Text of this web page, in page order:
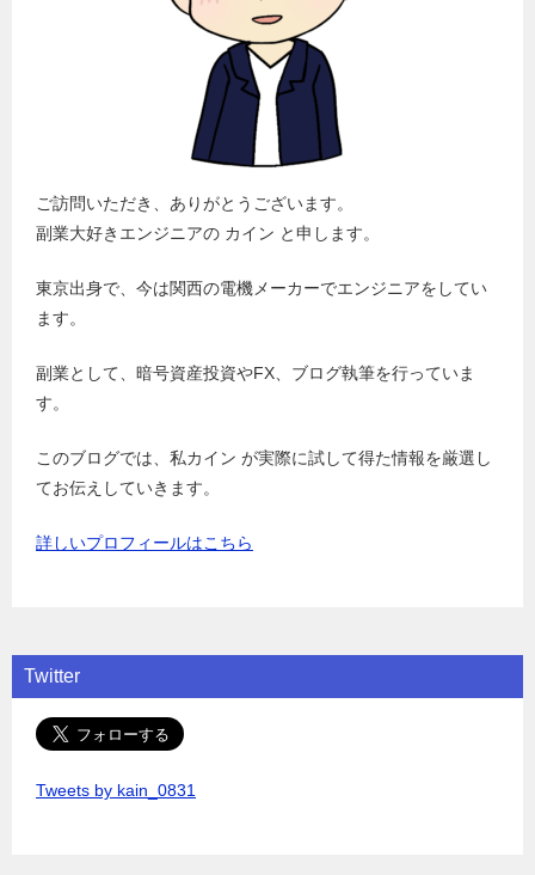
ご訪問いただき、ありがとうございます。
副業大好きエンジニアの カイン と申します。
東京出身で、今は関西の電機メーカーでエンジニアをしてい
ます。
副業として、暗号資産投資やFX、ブログ執筆を行っていま
す。
このブログでは、私カイン が実際に試して得た情報を厳選し
てお伝えしていきます。
詳しいプロフィールはこちら
Twitter
Tweets by kain_0831